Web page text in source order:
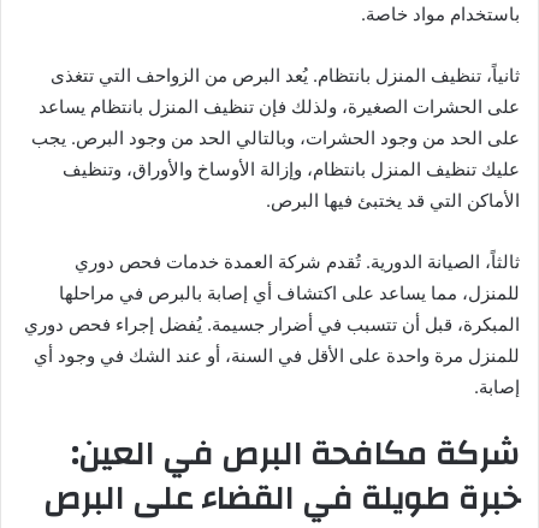
باستخدام مواد خاصة.
ثانياً، تنظيف المنزل بانتظام. يُعد البرص من الزواحف التي تتغذى
على الحشرات الصغيرة، ولذلك فإن تنظيف المنزل بانتظام يساعد
على الحد من وجود الحشرات، وبالتالي الحد من وجود البرص. يجب
عليك تنظيف المنزل بانتظام، وإزالة الأوساخ والأوراق، وتنظيف
الأماكن التي قد يختبئ فيها البرص.
ثالثاً، الصيانة الدورية. تُقدم شركة العمدة خدمات فحص دوري
للمنزل، مما يساعد على اكتشاف أي إصابة بالبرص في مراحلها
المبكرة، قبل أن تتسبب في أضرار جسيمة. يُفضل إجراء فحص دوري
للمنزل مرة واحدة على الأقل في السنة، أو عند الشك في وجود أي
إصابة.
شركة مكافحة البرص في العين:
خبرة طويلة في القضاء على البرص